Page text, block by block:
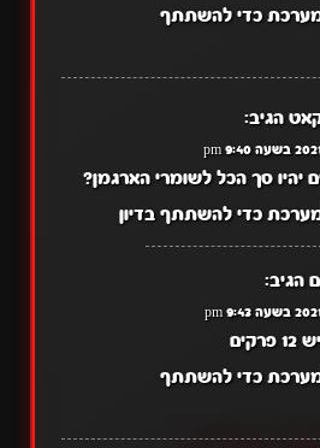
כדי להשתתף
הגיב:
יהיו סך הכל לשומרי הארגמן?
כדי להשתתף בדיון
הגיב:
כדי להשתתף